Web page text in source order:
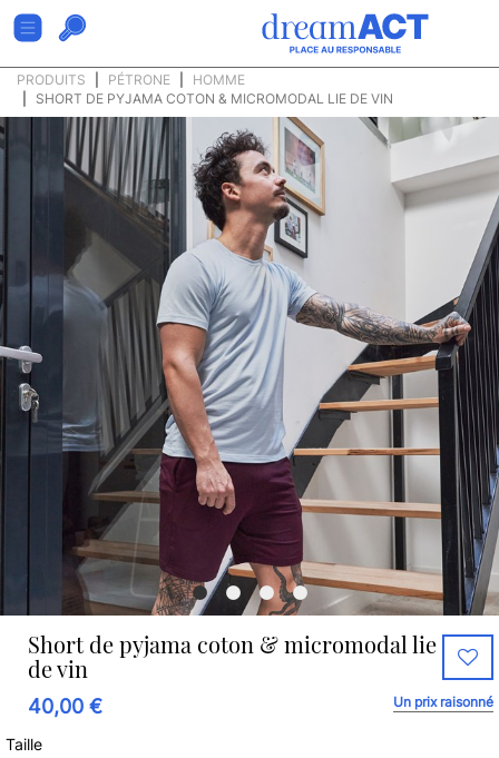
PRODUITS PÉTRONE
HOMME
SHORT DE PYJAMA COTON & MICROMODAL LIE DE VIN
Short de pyjama coton & micromodal lie
de vin
40,00 € Un prix raisonné
Taille